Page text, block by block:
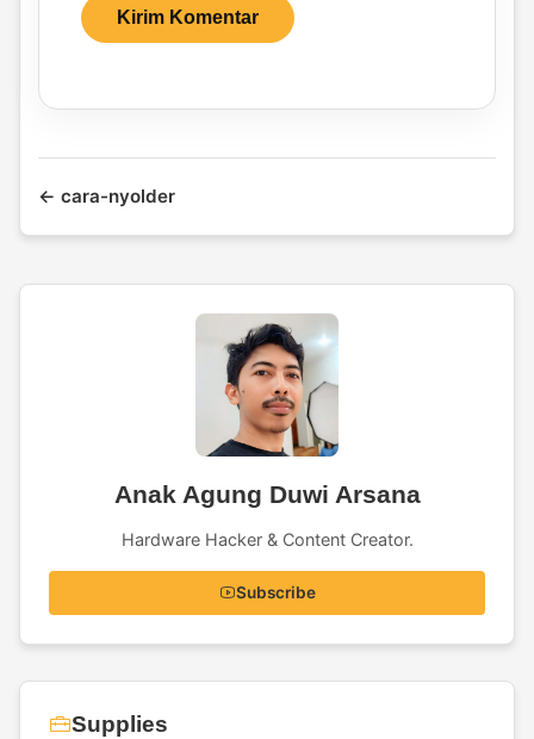
← cara-nyolder
Anak Agung Duwi Arsana
Hardware Hacker & Content Creator.
Subscribe
Supplies